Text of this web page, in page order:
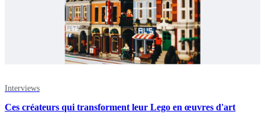
Interviews
Ces créateurs qui transforment leur Lego en œuvres d'art